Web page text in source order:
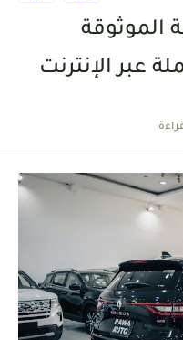
الموثوقة
عبر الإنترنت